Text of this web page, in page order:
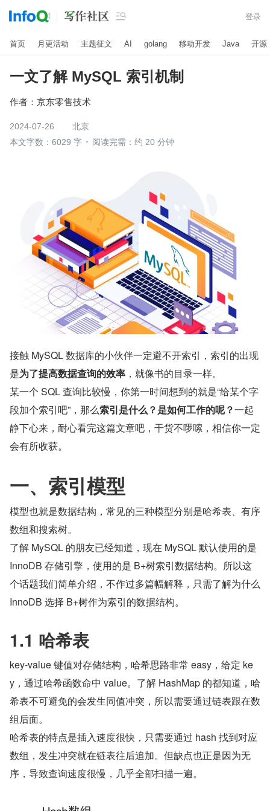
 登录
首页 月更活动 主题征文 AI golang 移动开发 Java 开源
一文了解 MySQL 索引机制
作者： 京东零售技术
2024-07-26
北京
本文字数：6029 字
阅读完需：约 20 分钟
接触 MySQL 数据库的小伙伴一定避不开索引，索引的出现
是为了提高数据查询的效率 ，就像书的目录一样。
某一个 SQL 查询比较慢，你第一时间想到的就是“给某个字
段加个索引吧”，那么索引是什么？是如何工作的呢？一起
静下心来，耐心看完这篇文章吧，干货不啰嗦，相信你一定
会有所收获。
一、索引模型
模型也就是数据结构，常见的三种模型分别是哈希表、有序
数组和搜索树。
了解 MySQL 的朋友已经知道，现在 MySQL 默认使用的是
InnoDB 存储引擎，使用的是 B+树索引数据结构。所以这
个话题我们简单介绍，不作过多篇幅解释，只需了解为什么
InnoDB 选择 B+树作为索引的数据结构。
1.1 哈希表
key-value 键值对存储结构，哈希思路非常 easy，给定 ke
y，通过哈希函数命中 value。了解 HashMap 的都知道，哈
希表不可避免的会发生同值冲突，所以需要通过链表跟在数
组后面。
哈希表的特点是插入速度很快，只需要通过 hash 找到对应
数组，发生冲突就在链表往后追加。但缺点也正是因为无
序，导致查询速度很慢，几乎全部扫描一遍。